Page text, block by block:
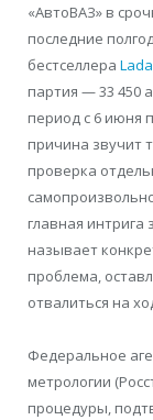
«АвтоВАЗ» в
последние
бестселлера Lada
партия — 33 450
период с 6 июня
причина звучит
проверка
главная
называет
проблема,
отвалиться на
Федеральное
метрологии
процедуры,